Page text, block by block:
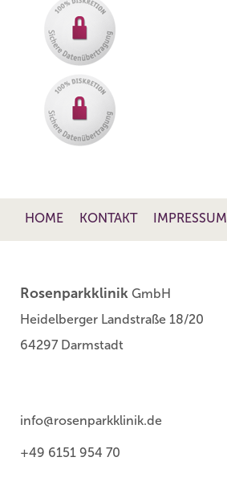
HOME KONTAKT IMPRESSUM
Rosenparkklinik GmbH
Heidelberger Landstraße 18/20
64297 Darmstadt
info@rosenparkklinik.de
+49 6151 954 70